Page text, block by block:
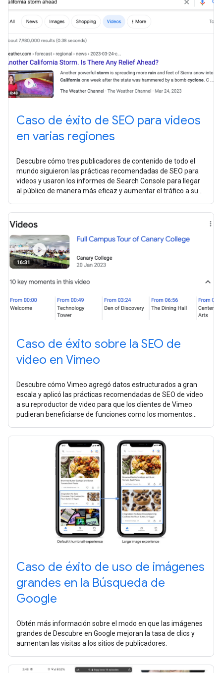
Caso de éxito de SEO para videos
en varias regiones
Descubre cómo tres publicadores de contenido de todo el
mundo siguieron las prácticas recomendadas de SEO para
videos y usaron los informes de Search Console para llegar
al público de manera más eficaz y aumentar el tráfico a su
Caso de éxito sobre la SEO de
video en Vimeo
Descubre cómo Vimeo agregó datos estructurados a gran
escala y aplicó las prácticas recomendadas de SEO de video
a su reproductor de video para que los clientes de Vimeo
pudieran beneficiarse de funciones como los momentos
Caso de éxito de uso de imágenes
grandes en la Búsqueda de
Google
Obtén más información sobre el modo en que las imágenes
grandes de Descubre en Google mejoran la tasa de clics y
aumentan las visitas a los sitios de publicadores.